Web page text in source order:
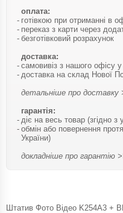
оплата:
готівкою при отриманні в
переказ з карти через
безготівковий розрахунок
доставка:
самовивіз з нашого офісу у
доставка на склад Нової
детальніше про доставку
гарантія:
діє на весь товар (згідно
обмін або повернення
України)
докладніше про гарантію
Штатив Фото Відео K254A3 +